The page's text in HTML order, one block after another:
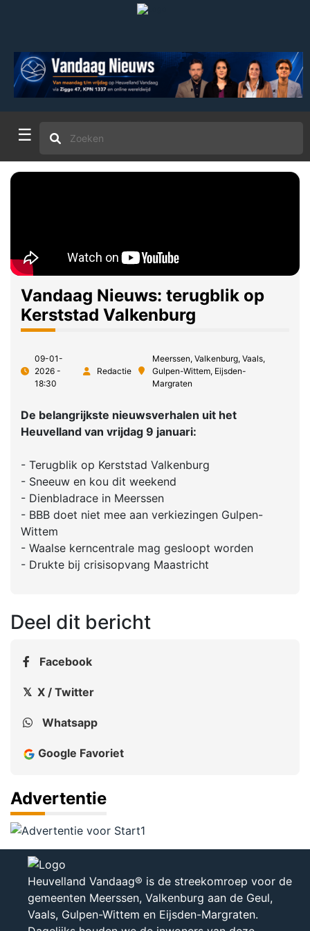
☰
Vandaag Nieuws: terugblik op
Kerststad Valkenburg
09-01-
2026 -
18:30
Redactie
Meerssen, Valkenburg, Vaals,
Gulpen-Wittem, Eijsden-
Margraten
De belangrijkste nieuwsverhalen uit het
Heuvelland van vrijdag 9 januari:
- Terugblik op Kerststad Valkenburg
- Sneeuw en kou dit weekend
- Dienbladrace in Meerssen
- BBB doet niet mee aan verkiezingen Gulpen-
Wittem
- Waalse kerncentrale mag gesloopt worden
- Drukte bij crisisopvang Maastricht
Deel dit bericht
Facebook
𝕏 X / Twitter
Whatsapp
Google Favoriet
Advertentie
Heuvelland Vandaag® is de streekomroep voor de
gemeenten Meerssen, Valkenburg aan de Geul,
Vaals, Gulpen-Wittem en Eijsden-Margraten.